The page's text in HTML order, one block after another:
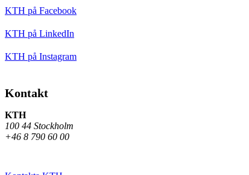
KTH på Facebook
KTH på LinkedIn
KTH på Instagram
Kontakt
KTH
100 44 Stockholm
+46 8 790 60 00